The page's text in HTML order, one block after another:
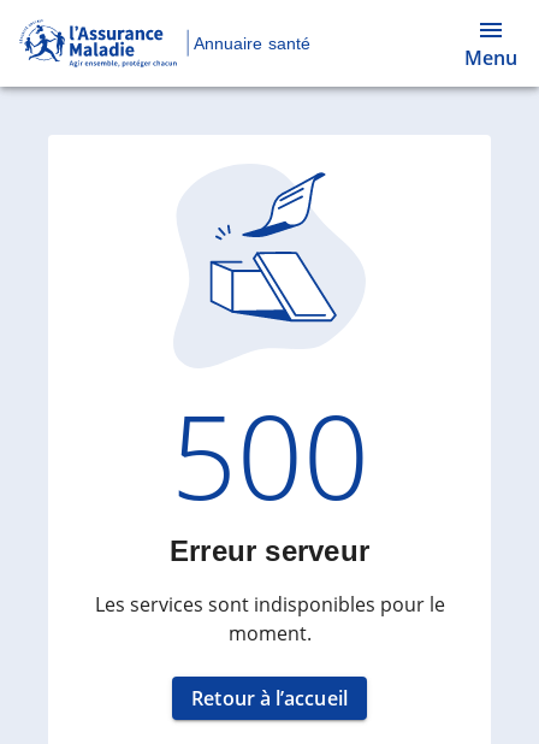
Annuaire santé
Menu
Code
500
Erreur serveur
Les services sont indisponibles pour le
moment.
Retour à l’accueil